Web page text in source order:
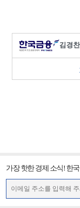
김경
가장 핫한 경제 소식! 한